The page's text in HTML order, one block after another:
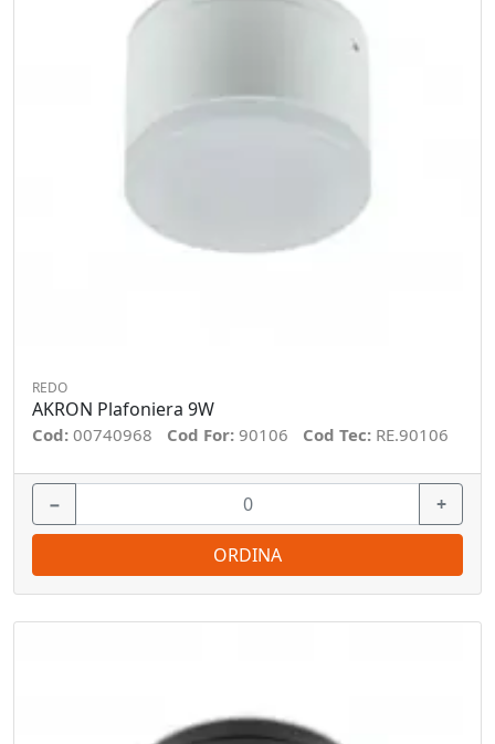
REDO
AKRON Plafoniera 9W
Cod: 00740968 Cod For: 90106 Cod Tec: RE.90106
− +
ORDINA